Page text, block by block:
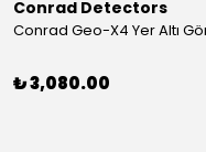
Conrad Detectors
₺ 3,080.00